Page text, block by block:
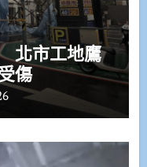
北市工地鷹
傷